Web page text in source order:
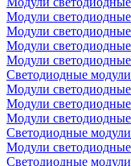
Модули
Модули
Модули
Модули
Светодиодные
Модули
Модули
Модули
Светодиодные
Модули
Светодиодные